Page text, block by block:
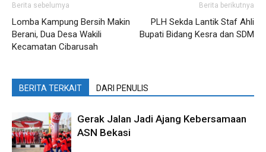
Berita sebelumya
Lomba Kampung Bersih Makin
Berani, Dua Desa Wakili
Kecamatan Cibarusah
Berita berikutnya
PLH Sekda Lantik Staf Ahli
Bupati Bidang Kesra dan SDM
BERITA TERKAIT DARI PENULIS
Gerak Jalan Jadi Ajang Kebersamaan
ASN Bekasi